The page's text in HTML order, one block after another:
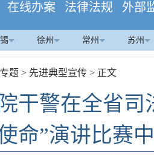
在线办案 法律法规 外部
徐州 常州 苏州
专题 > 先进典型宣传 > 正文
干警在全省司
命”演讲比赛